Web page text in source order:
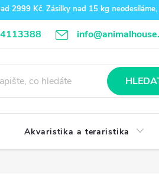
2999 Kč. Zásilky nad 15 kg neodesíláme,
Doprava a platba Kontakty
Akvaristika a teraristika